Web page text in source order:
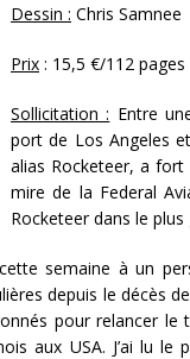
Dessin : Chris Samnee
Prix : 15,5 €/112 pages
Sollicitation : Entre
port de Los Angeles
alias Rocketeer, a fort
mire de la Federal
Rocketeer dans le
semaine à un
depuis le décès
pour relancer
aux USA. J’ai lu